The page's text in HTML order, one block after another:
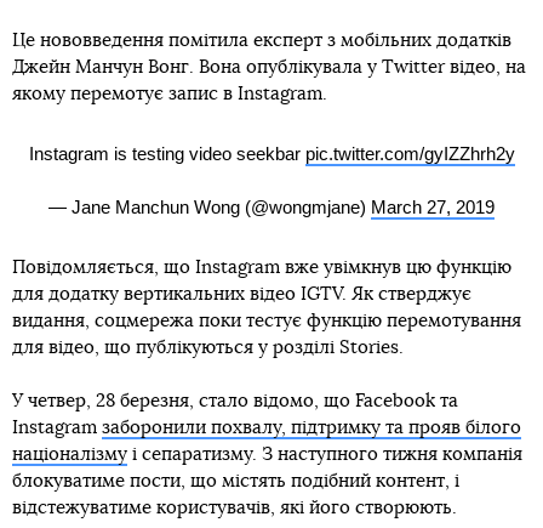
Це нововведення помітила експерт з мобільних додатків
Джейн Манчун Вонг. Вона опублікувала у Twitter відео, на
якому перемотує запис в Instagram.
Instagram is testing video seekbar pic.twitter.com/gyIZZhrh2y
— Jane Manchun Wong (@wongmjane) March 27, 2019
Повідомляється, що Instagram вже увімкнув цю функцію
для додатку вертикальних відео IGTV. Як стверджує
видання, соцмережа поки тестує функцію перемотування
для відео, що публікуються у розділі Stories.
У четвер, 28 березня, стало відомо, що Facebook та
Instagram заборонили похвалу, підтримку та прояв білого
націоналізму і сепаратизму. З наступного тижня компанія
блокуватиме пости, що містять подібний контент, і
відстежуватиме користувачів, які його створюють.